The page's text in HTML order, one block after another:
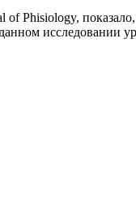
Phisiology,
исследовании